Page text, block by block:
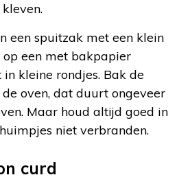
een spuitzak met een klein
een met bakpapier
kleine rondjes. Bak de
oven, dat duurt ongeveer
Maar houd altijd goed in
niet verbranden.
curd